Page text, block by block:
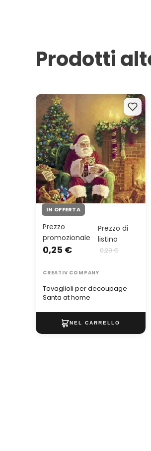
Prodotti
Tovaglioli per decoupage
Santa at home
IN OFFERTA
Tovaglioli per decoupage
Santa at home
Prezzo
promozionale
0,25 €
Prezzo di
listino
0,29 €
CREATIV COMPANY